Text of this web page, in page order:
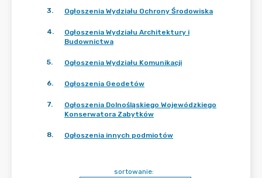
3. Ogłoszenia Wydziału Ochrony Środowiska
4.
Ogłoszenia Wydziału Architektury i
Budownictwa
5. Ogłoszenia Wydziału Komunikacji
6. Ogłoszenia Geodetów
7.
Ogłoszenia Dolnośląskiego Wojewódzkiego
Konserwatora Zabytków
8. Ogłoszenia innych podmiotów
sortowanie: